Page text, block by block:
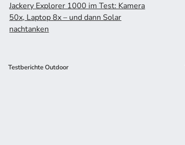
Jackery Explorer 1000 im Test: Kamera
50x, Laptop 8x – und dann Solar
nachtanken
Testberichte Outdoor